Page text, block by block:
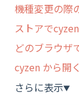
機種変更の際
ストアで
どのブラウザ
cyzen から開
さらに表示▼